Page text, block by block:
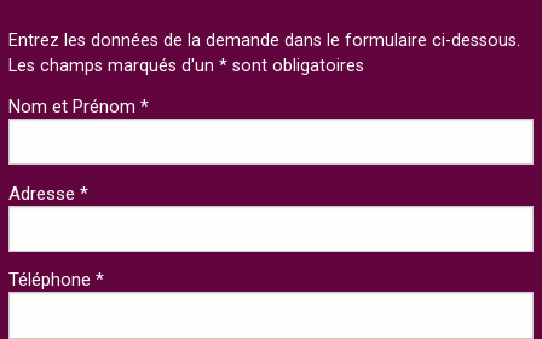
Entrez les données de la demande dans le formulaire ci-dessous.
Les champs marqués d'un * sont obligatoires
Nom et Prénom *
Adresse *
Téléphone *